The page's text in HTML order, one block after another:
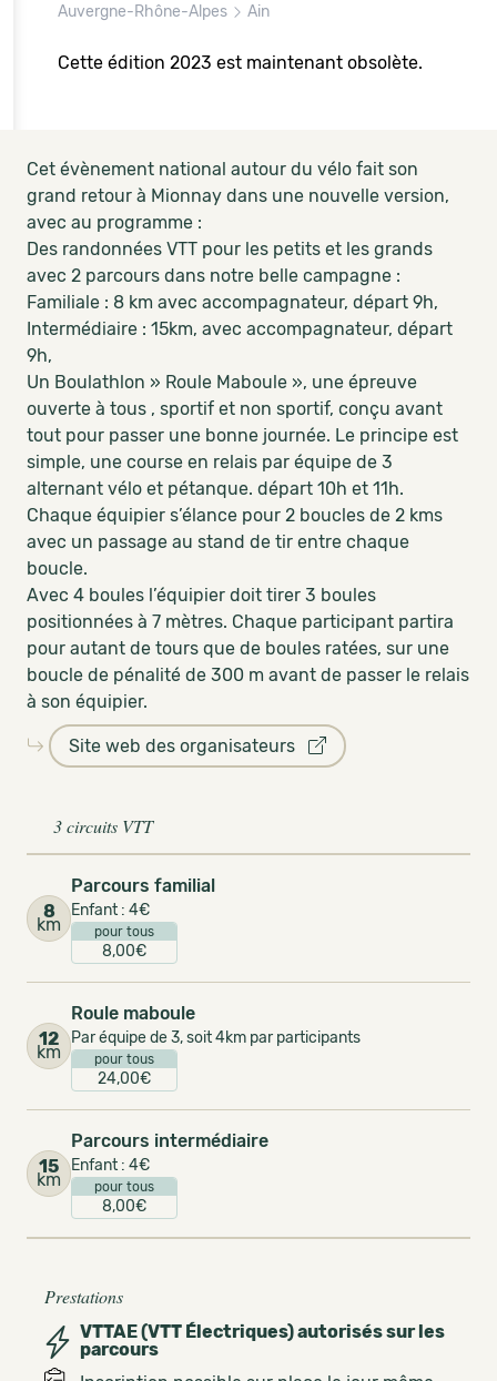
Auvergne-Rhône-Alpes Ain
Cette édition 2023 est maintenant obsolète.
Cet évènement national autour du vélo fait son
grand retour à Mionnay dans une nouvelle version,
avec au programme :
Des randonnées VTT pour les petits et les grands
avec 2 parcours dans notre belle campagne :
Familiale : 8 km avec accompagnateur, départ 9h,
Intermédiaire : 15km, avec accompagnateur, départ
9h,
Un Boulathlon » Roule Maboule », une épreuve
ouverte à tous , sportif et non sportif, conçu avant
tout pour passer une bonne journée. Le principe est
simple, une course en relais par équipe de 3
alternant vélo et pétanque. départ 10h et 11h.
Chaque équipier s’élance pour 2 boucles de 2 kms
avec un passage au stand de tir entre chaque
boucle.
Avec 4 boules l’équipier doit tirer 3 boules
positionnées à 7 mètres. Chaque participant partira
pour autant de tours que de boules ratées, sur une
boucle de pénalité de 300 m avant de passer le relais
à son équipier.
Site web des organisateurs
3 circuits VTT
8
km
Parcours familial
Enfant : 4€
pour tous
8,00€
12
km
Roule maboule
Par équipe de 3, soit 4km par participants
pour tous
24,00€
15
km
Parcours intermédiaire
Enfant : 4€
pour tous
8,00€
Prestations
VTTAE (VTT Électriques) autorisés sur les
parcours